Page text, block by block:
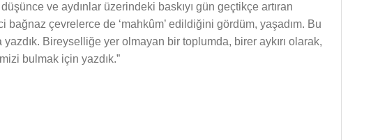
ve aydınlar üzerindeki baskıyı gün geçtikçe artıran
çevrelerce de ‘mahkûm’ edildiğini gördüm, yaşadım. Bu
yazdık. Bireyselliğe yer olmayan bir toplumda, birer aykırı olarak,
bulmak için yazdık.”